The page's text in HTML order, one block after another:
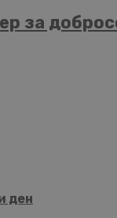
за
ден